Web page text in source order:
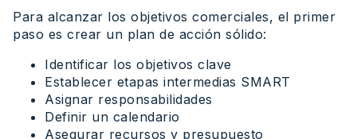
Para alcanzar los objetivos comerciales, el primer
paso es crear un plan de acción sólido:
Identificar los objetivos clave
Establecer etapas intermedias SMART
Asignar responsabilidades
Definir un calendario
Asegurar recursos y presupuesto